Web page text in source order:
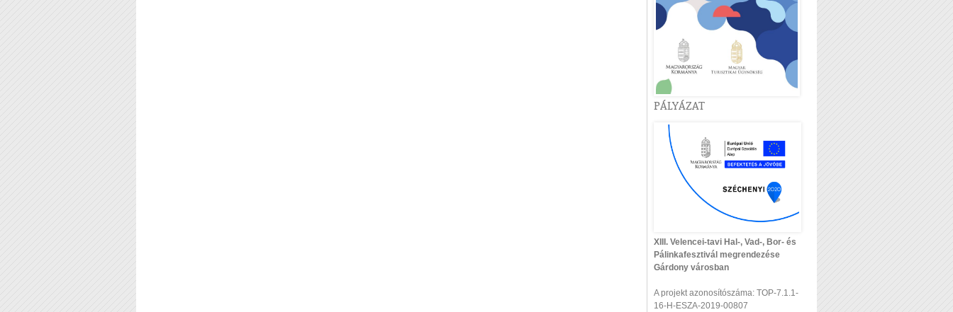
PÁLYÁZAT
XIII. Velencei-tavi Hal-, Vad-, Bor- és
Pálinkafesztivál megrendezése
Gárdony városban
A projekt azonosítószáma: TOP-7.1.1-
16-H-ESZA-2019-00807